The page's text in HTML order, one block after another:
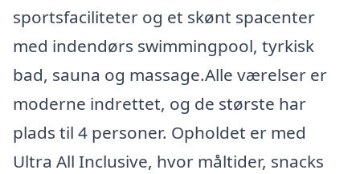
sportsfaciliteter og et skønt spacenter
med indendørs swimmingpool, tyrkisk
bad, sauna og massage.Alle værelser er
moderne indrettet, og de største har
plads til 4 personer. Opholdet er med
Ultra All Inclusive, hvor måltider, snacks